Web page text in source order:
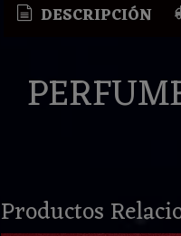
DESCRIPCIÓN
Productos